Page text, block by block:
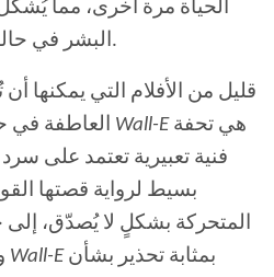
الحياة مرة أخرى، مما
البشر في حالة من الراحة غير المُدركة.
قليل من الأفلام التي يمكنها
Wall-E
فنية تعبيرية تعتمد على
بسيط لرواية قصتها
المتحركة بشكلٍ لا يُصدّق،
Wall-E